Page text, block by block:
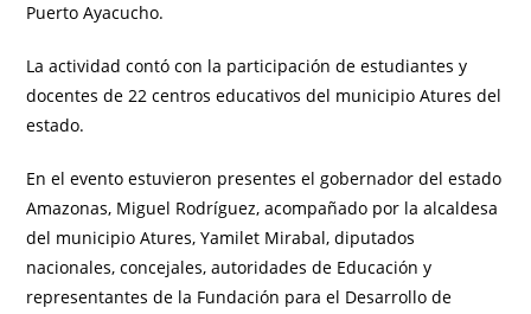
Puerto Ayacucho.
La actividad contó con la participación de estudiantes y
docentes de 22 centros educativos del municipio Atures del
estado.
En el evento estuvieron presentes el gobernador del estado
Amazonas, Miguel Rodríguez, acompañado por la alcaldesa
del municipio Atures, Yamilet Mirabal, diputados
nacionales, concejales, autoridades de Educación y
representantes de la Fundación para el Desarrollo de